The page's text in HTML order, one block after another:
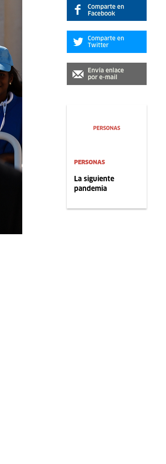
PERSONAS
La siguiente
pandemia